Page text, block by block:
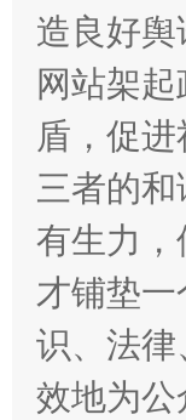
造良好
网站架
盾，促
三者的
有生力
才铺垫
识、法
效地为